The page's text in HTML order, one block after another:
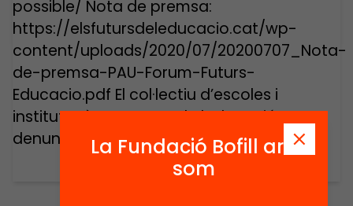
possible/ Nota de premsa:
https://elsfutursdeleducacio.cat/wp-
content/uploads/2020/07/20200707_Nota-
de-premsa-PAU-Forum-Futurs-
Educacio.pdf El col·lectiu d’escoles i
instituts Fòrum Futurs de l’Educació
denuncia que […]La Fundació Bofill ara
som